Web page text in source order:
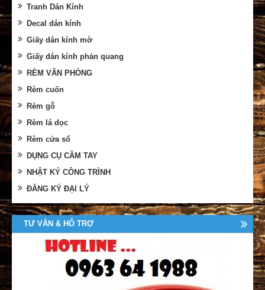
Tranh Dán Kính
Decal dán kính
Giấy dán kính mờ
Giấy dán kính phản quang
RÈM VĂN PHÒNG
Rèm cuốn
Rèm gỗ
Rèm lá dọc
Rèm cửa sổ
DỤNG CỤ CẦM TAY
NHẬT KÝ CÔNG TRÌNH
ĐĂNG KÝ ĐẠI LÝ
TƯ VẤN & HỖ TRỢ